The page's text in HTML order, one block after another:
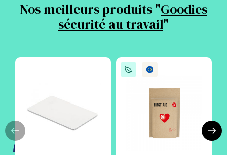
Nos meilleurs produits "Goodies
sécurité au travail"